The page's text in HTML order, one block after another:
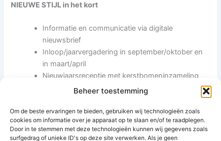
Beheer toestemming
Om de beste ervaringen te bieden, gebruiken wij technologieën zoals
cookies om informatie over je apparaat op te slaan en/of te raadplegen.
Door in te stemmen met deze technologieën kunnen wij gegevens zoals
surfgedrag of unieke ID's op deze site verwerken. Als je geen
NIEUWE STIJL in het kort
Informatie en communicatie via digitale
nieuwsbrief
Inloop/jaarvergadering in september/oktober en
in maart/april
Nieuwjaarsreceptie met kerstbomeninzameling
Activiteiten zullen door bewoners zelf worden
SHN zal de wijkbewoners naar beste kunnen
vertegenwoordigen en informeren.